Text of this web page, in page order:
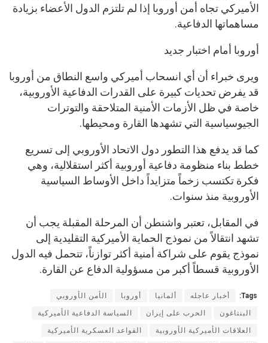
الأميركي تجاه أمن أوروبا إذا لم تلتزم الدول الأعضاء بزيادة
مساهماتها الدفاعية.
أوروبا أمام اختبار جديد
ويرى خبراء أن أي انسحاب أميركي واسع النطاق من أوروبا
قد يفرض تحديات كبيرة على القدرات الدفاعية الأوروبية،
خاصة في ظل الأزمات الأمنية المتلاحقة والتوترات
الجيوسياسية التي تشهدها القارة ومحيطها.
كما قد يدفع هذا التطور دول الاتحاد الأوروبي إلى تسريع
خطط بناء منظومة دفاعية أوروبية أكثر استقلالية، وهي
فكرة تكتسب زخماً متزايداً داخل الأوساط السياسية
الأوروبية منذ سنوات.
في المقابل، تعتبر واشنطن أن المرحلة المقبلة يجب أن
تشهد انتقالاً من نموذج الحماية الأميركية التقليدية إلى
نموذج يقوم على شراكة أمنية أكثر توازناً، تتحمل فيه الدول
الأوروبية قسطاً أكبر من مسؤولية الدفاع عن القارة.
Tags: أخبار عاجله ألمانيا أوروبا الأمن الأوروبي
البنتاغون الحرب على إيران السياسة الدفاعية الأميركية
العلاقات الأميركية الأوروبية القواعد العسكرية الأميركية